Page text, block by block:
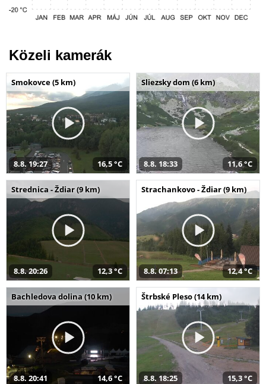
Közeli kamerák
Smokovce (5 km)
8.8. 19:27 16,5 °C
Sliezsky dom (6 km)
8.8. 18:33 11,6 °C
Strednica - Ždiar (9 km)
8.8. 20:26 12,3 °C
Strachankovo - Ždiar (9 km)
8.8. 07:13 12,4 °C
Bachledova dolina (10 km)
8.8. 20:41 14,6 °C
Štrbské Pleso (14 km)
8.8. 18:25 15,3 °C